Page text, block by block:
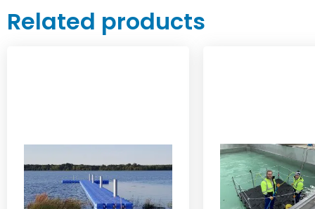
Related products